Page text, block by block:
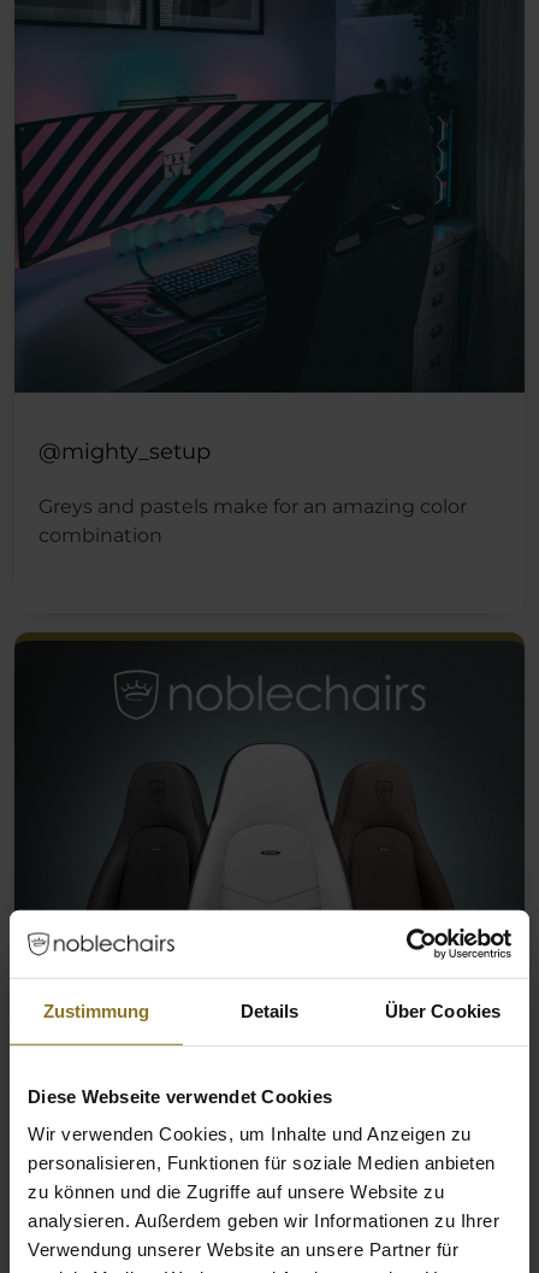
Zustimmung Details Über Cookies
Diese Webseite verwendet Cookies
Wir verwenden Cookies, um Inhalte und Anzeigen zu
personalisieren, Funktionen für soziale Medien anbieten
zu können und die Zugriffe auf unsere Website zu
analysieren. Außerdem geben wir Informationen zu Ihrer
Verwendung unserer Website an unsere Partner für
@mighty_setup
Greys and pastels make for an amazing color
combination